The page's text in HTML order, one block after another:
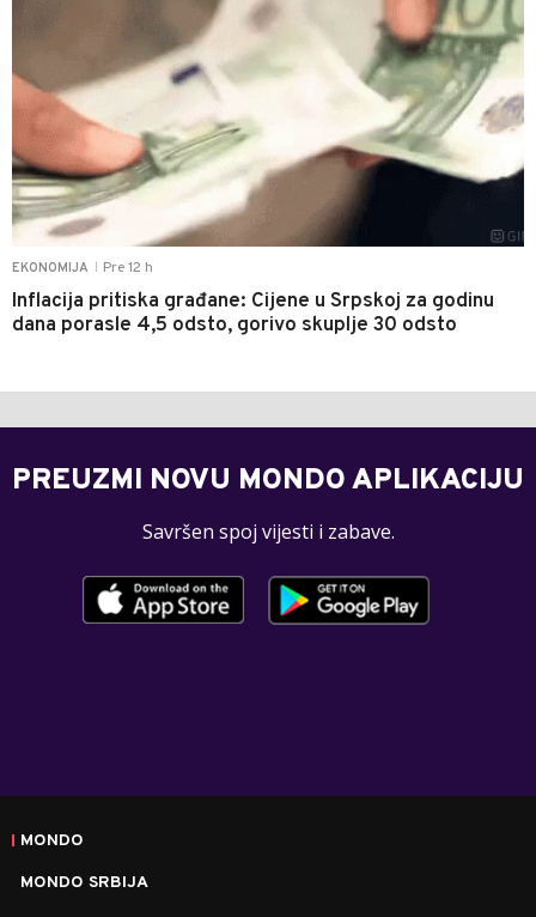
EKONOMIJA Pre 12 h
Inflacija pritiska građane: Cijene u Srpskoj za godinu
dana porasle 4,5 odsto, gorivo skuplje 30 odsto
PREUZMI NOVU MONDO APLIKACIJU
Savršen spoj vijesti i zabave.
MONDO
MONDO SRBIJA